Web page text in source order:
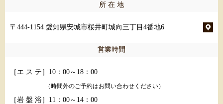
所 在 地
〒444-1154 愛知県安城市桜井町城向三丁目4番地6
営業時間
［エ ス テ］10：00～18：00
（時間外のご予約はお問い合わせください）
［岩 盤 浴］11：00～14：00